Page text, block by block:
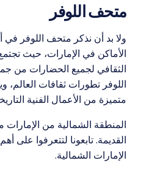
متحف اللوفر
ولا بد أن نذكر متحف اللوفر
الأماكن في الإمارات، حيث تجتمع
الثقافي لجميع الحضارات من
اللوفر تطورات ثقافات
متميزة من الأعمال الفنية
المنطقة الشمالية من الإمارات
القديمة. تابعونا لتتعرفوا على
الإمارات الشمالية.